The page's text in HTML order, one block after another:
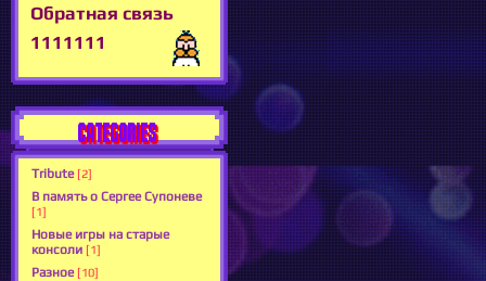
Обратная связь
1111111
CATEGORIES
Tribute [2]
В память о Сергее Супоневе
[1]
Новые игры на старые
консоли [1]
Разное [10]